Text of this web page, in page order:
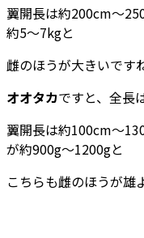
翼開長は約200cm～
約5～7kgと
雌のほうが大きいです
オオタカですと、全長
翼開長は約100cm～
が約900g～1200gと
こちらも雌のほうが雄